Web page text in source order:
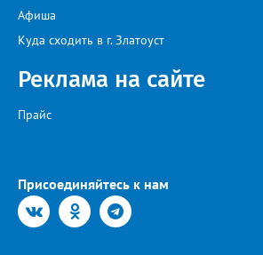
Афиша
Куда сходить в г. Златоуст
Реклама на сайте
Прайс
Присоединяйтесь к нам